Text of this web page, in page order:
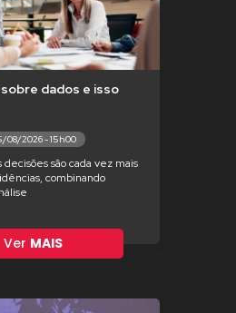
dados e isso
08/2026 - 15h00
decisões são cada vez mais
combinando
Ver MAIS